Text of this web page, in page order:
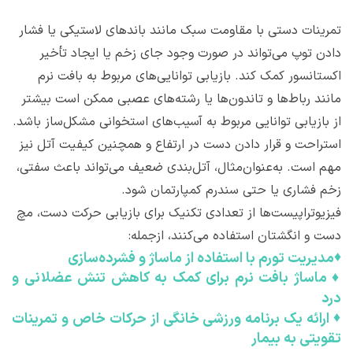
تمرینات دستی با مقاومت سبک مانند باندهای لاستیکی یا فشار
دادن توپ می‌تواند در صورت وجود جای زخم یا ایجاد تأخیر
اکستانسور کمک کند. بازیابی توانایی‌های مربوط به بافت نرم
مانند رباط‌ها و تاندون‌ها یا رشته‌های عصبی ممکن است بیشتر
از بازیابی توانایی مربوط به آسیب‌های استخوانی مشکل‌ساز باشد.
استراحت و قرار دادن دست در ارتفاع و همچنین کیفیت آتل نیز
مهم است. به‌عنوان‌مثال، آتل‌بندی ضعیف می‌تواند باعث سفتی،
زخم فشاری یا حتی سندرم کمپارتمان شود.
فیزیوتراپیست‌ها از تعدادی تکنیک برای بازیابی حرکت دست، مچ
دست و انگشتان استفاده می‌کنند، ازجمله:
♦مدیریت تورم با استفاده از ماساژ و فشرده‌سازی
♦ماساژ بافت نرم برای کمک به کاهش تنش عضلانی و
درد
♦ارائه یک برنامه ورزشی خانگی از حرکات خاص و تمرینات
تقویتی به بیمار